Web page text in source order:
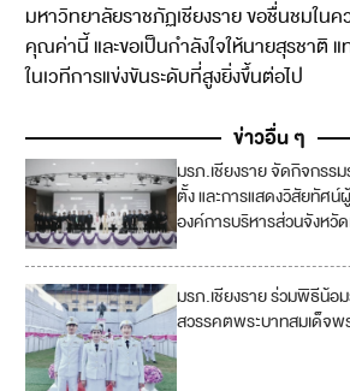
มหาวิทยาลัยราชภัฏเชียงราย ขอชื่นชมในค
คุณค่านี้ และขอเป็นกำลังใจให้นายสุรชาติ
ในเวทีการแข่งขันระดับที่สูงยิ่งขึ้นต่อไป
ข่าวอื่น ๆ
มรภ.เชียงราย จัดกิจกรร
ตั้ง และการแสดงวิสัยทัศ
องค์การบริหารส่วนจังหวัด
มรภ.เชียงราย ร่วมพิธีน้อ
สวรรคตพระบาทสมเด็จพ